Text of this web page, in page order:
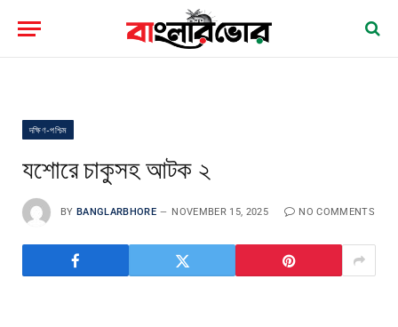
দক্ষিণ-পশ্চিম
যশোরে চাকুসহ আটক ২
BY BANGLARBHORE NOVEMBER 15, 2025 NO COMMENTS